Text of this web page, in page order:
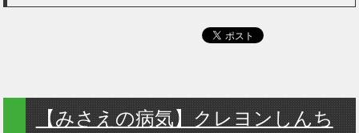
【みさえの病気】クレヨンしんち